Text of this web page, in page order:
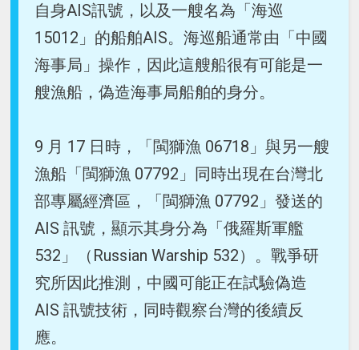
自身AIS訊號，以及一艘名為「海巡
15012」的船舶AIS。海巡船通常由「中國
海事局」操作，因此這艘船很有可能是一
艘漁船，偽造海事局船舶的身分。
9 月 17 日時，「閩獅漁 06718」與另一艘
漁船「閩獅漁 07792」同時出現在台灣北
部專屬經濟區，「閩獅漁 07792」發送的
AIS 訊號，顯示其身分為「俄羅斯軍艦
532」（Russian Warship 532）。戰爭研
究所因此推測，中國可能正在試驗偽造
AIS 訊號技術，同時觀察台灣的後續反
應。